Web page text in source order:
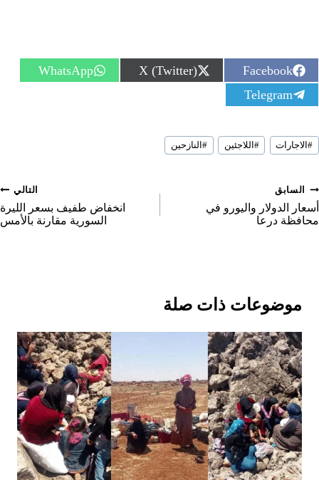
S
h
a
r
o
n
Facebook
S
h
o
n
X (Twitter)
S
h
WhatsApp
S
h
e
o
Telegram
وسوم
المقال:
#الاجارات #اللاجئين #النازحين
تصفّح
المقالات
السابق
أسعار الدولار واليورو في
محافظة درعا
التالي
انخفاض طفيف بسعر الليرة
السورية مقارنة بالأمس
موضوعات ذات صلة